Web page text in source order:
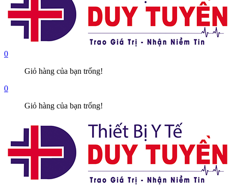
0
Giỏ hàng của bạn trống!
0
Giỏ hàng của bạn trống!